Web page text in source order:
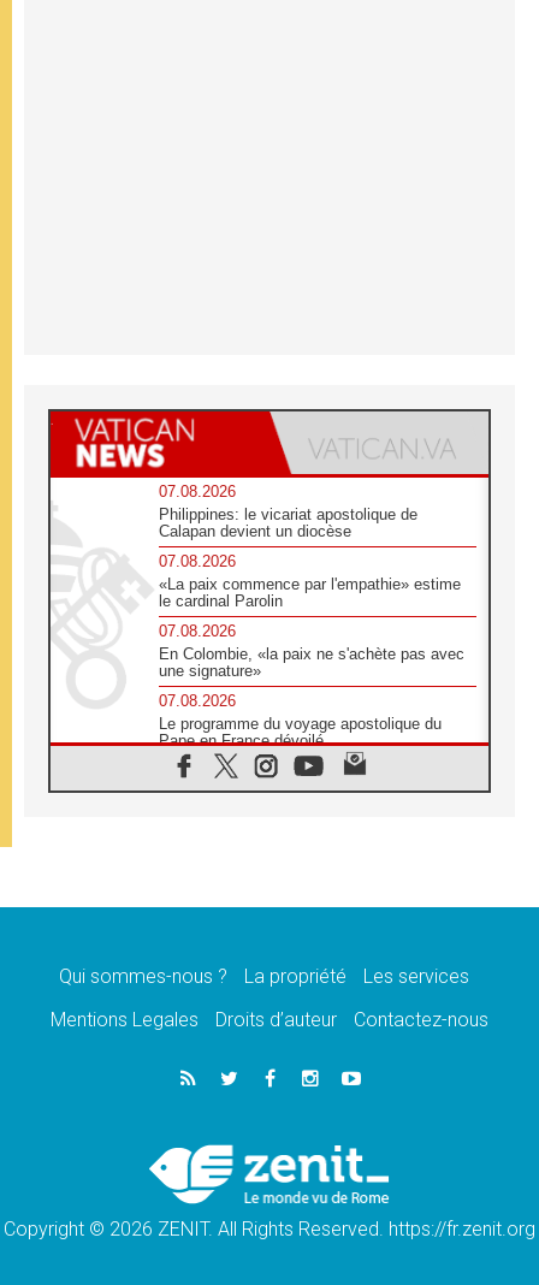
07.08.2026
Philippines: le vicariat apostolique de
Calapan devient un diocèse
07.08.2026
«La paix commence par l'empathie» estime
le cardinal Parolin
07.08.2026
En Colombie, «la paix ne s'achète pas avec
une signature»
07.08.2026
Le programme du voyage apostolique du
Pape en France dévoilé
07.08.2026
1ère Conférence continentale sur l'éducation
07.08.2026
07.08.2026
lancement des «dix jours de prière pour la
06.08.2026
Préparatifs des JMJ 2027 à Séoul: «c'est
Chrétiens et confucéens: respect et sagesse
pour relever les «défis urgents»
Qui sommes-nous ? La propriété
Les services
Mentions Legales
Droits d’auteur Contactez-nous
Copyright © 2026 ZENIT. All Rights Reserved. https://fr.zenit.org